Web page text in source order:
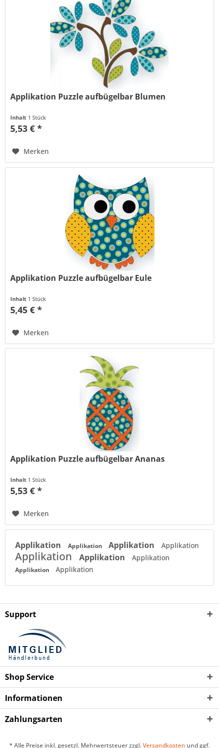
Applikation Puzzle aufbügelbar Blumen
Inhalt 1 Stück
5,53 € *
Merken
Applikation Puzzle aufbügelbar Eule
Inhalt 1 Stück
5,45 € *
Merken
Applikation Puzzle aufbügelbar Ananas
Inhalt 1 Stück
5,53 € *
Merken
Applikation Applikation Applikation Applikation
Applikation Applikation Applikation
Applikation Applikation
Support
Shop Service
Informationen
Zahlungsarten
* Alle Preise inkl. gesetzl. Mehrwertsteuer zzgl.Versandkosten und ggf.